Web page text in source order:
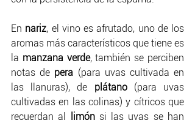
En nariz, el vino es afrutado, uno de los
aromas más característicos que tiene es
la manzana verde, también se perciben
notas de pera (para uvas cultivada en
las llanuras), de plátano (para uvas
cultivadas en las colinas) y cítricos que
recuerdan al
limón si las uvas se han